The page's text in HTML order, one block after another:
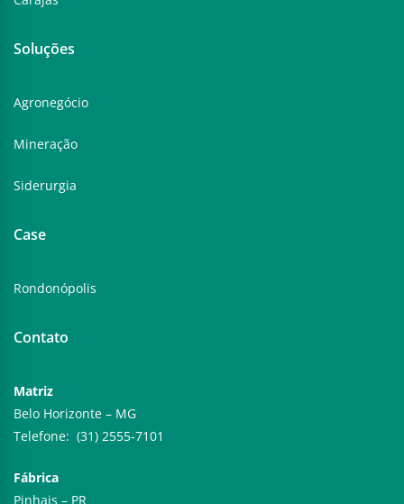
Soluções
Agronegócio
Mineração
Siderurgia
Case
Rondonópolis
Contato
Matriz
Belo Horizonte – MG
Telefone: (31) 2555-7101
Fábrica
Pinhais – PR